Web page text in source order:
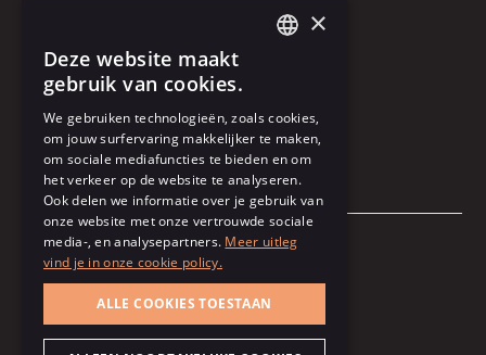
2600 Antwerpen
Algemene voorwaarden
Gebruiksvoorwaarden
Cookie policy
FRENCH
×
Deze website maakt
gebruik van cookies.
We gebruiken technologieën, zoals cookies,
om jouw surfervaring makkelijker te maken,
om sociale mediafuncties te bieden en om
het verkeer op de website te analyseren.
Ook delen we informatie over je gebruik van
onze website met onze vertrouwde sociale
media-, en analysepartners. Meer uitleg
vind je in onze cookie policy.
ALLE COOKIES TOESTAAN